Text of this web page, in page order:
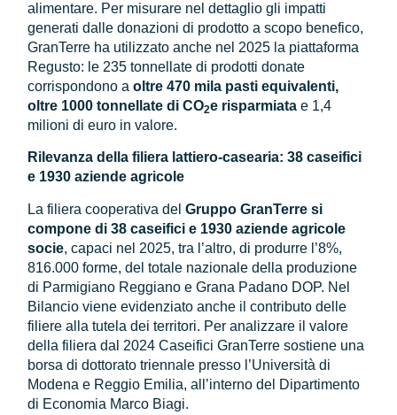
alimentare. Per misurare nel dettaglio gli impatti
generati dalle donazioni di prodotto a scopo benefico,
GranTerre ha utilizzato anche nel 2025 la piattaforma
Regusto: le 235 tonnellate di prodotti donate
corrispondono aoltre 470 mila pasti equivalenti,
oltre 1000 tonnellate di CO2e risparmiatae 1,4
milioni di euro in valore.
Rilevanza della filiera lattiero-casearia: 38 caseifici
e 1930 aziende agricole
La filiera cooperativa delGruppo GranTerre si
compone di 38 caseifici e 1930 aziende agricole
socie, capaci nel 2025, tra l’altro, di produrre l’8%,
816.000 forme, del totale nazionale della produzione
di Parmigiano Reggiano e Grana Padano DOP. Nel
Bilancio viene evidenziato anche il contributo delle
filiere alla tutela dei territori. Per analizzare il valore
della filiera dal 2024 Caseifici GranTerre sostiene una
borsa di dottorato triennale presso l’Università di
Modena e Reggio Emilia, all’interno del Dipartimento
di Economia Marco Biagi.